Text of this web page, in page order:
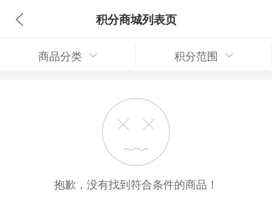
积分商城列表页
商品分类 积分范围
抱歉，没有找到符合条件的商品！